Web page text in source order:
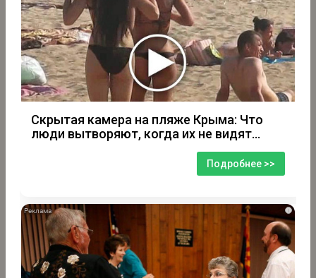
Скрытая камера на пляже Крыма: Что
люди вытворяют, когда их не видят...
Подробнее >>
i